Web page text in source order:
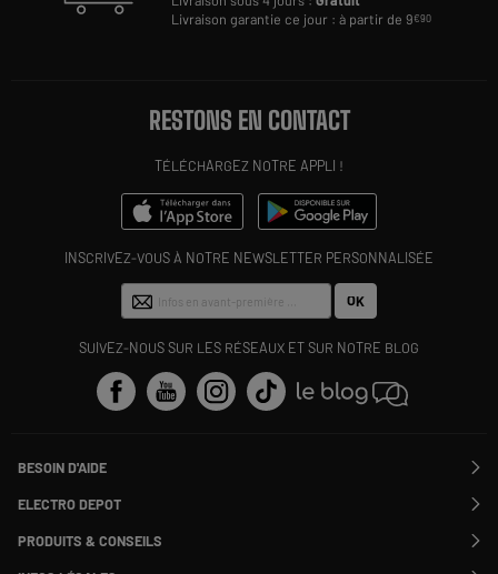
Livraison garantie ce jour : à partir de 9€90
RESTONS EN CONTACT
TÉLÉCHARGEZ NOTRE APPLI !
INSCRIVEZ-VOUS À NOTRE NEWSLETTER PERSONNALISÉE
OK
SUIVEZ-NOUS SUR LES RÉSEAUX ET SUR NOTRE BLOG
BESOIN D'AIDE
Suivre ma commande
Modifier ou annuler ma commande
SAV
Payer en plusieurs fois
ELECTRO DEPOT
PRODUITS & CONSEILS
Nos marques